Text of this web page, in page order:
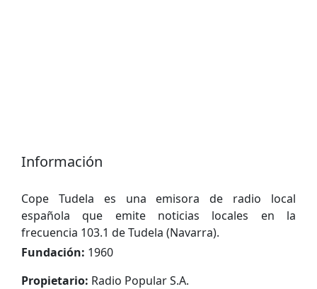
Información
Cope Tudela es una emisora ​​de radio local
española que emite noticias locales en la
frecuencia 103.1 de Tudela (Navarra).
Fundación: 1960
Propietario: Radio Popular S.A.